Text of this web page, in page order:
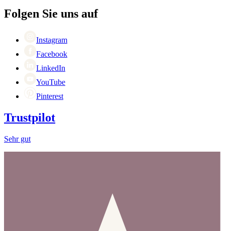
Karriere
Black Friday
Cyber Monday
Folgen Sie uns auf
Instagram
Facebook
LinkedIn
YouTube
Pinterest
Trustpilot
Sehr gut